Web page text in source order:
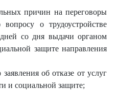
причин на переговоры
о трудоустройстве
со дня выдачи органом
защите направления
об отказе от услуг
и социальной защите;